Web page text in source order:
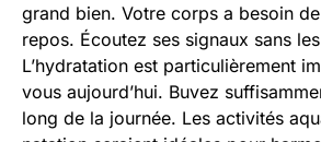
grand bien. Votre corps a besoin
repos. Écoutez ses signaux sans
L’hydratation est particulièrement
vous aujourd’hui. Buvez
long de la journée. Les activités